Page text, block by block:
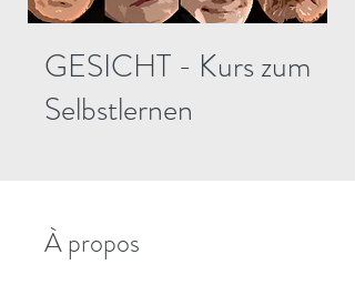
GESICHT - Kurs zum
Selbstlernen
À propos